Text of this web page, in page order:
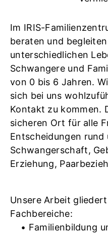
Im IRIS-
beraten und
unterschiedlichen
Schwangere und
von 0 bis 6 Jahren.
sich bei uns
Kontakt zu kommen.
sicheren Ort für alle
Entscheidungen rund
Schwangerschaft,
Erziehung,
Unsere Arbeit
Fachbereiche:
• Familienbildung